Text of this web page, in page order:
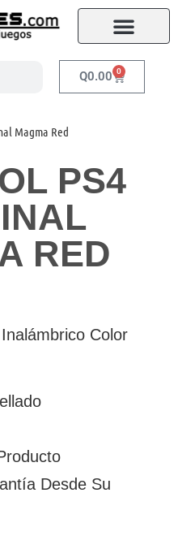
Q0.00 0
Magma Red
PS4
RED
Color
Desde Su